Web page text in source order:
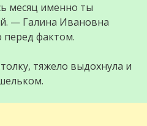
месяц именно ты
— Галина Ивановна
перед фактом.
тяжело выдохнула и